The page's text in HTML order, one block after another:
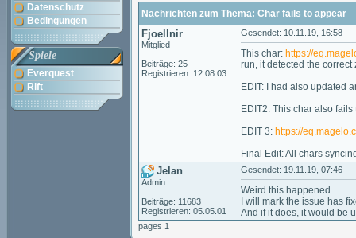
Datenschutz
Bedingungen
Spiele
Everquest
Rift
Nachrichten zum Thema: Char fails to appear
Fjoellnir
Mitglied
Beiträge: 25
Registrieren: 12.08.03
Gesendet: 10.11.19, 16:58
This char: https://
run, it detected the
EDIT: I had also updated
EDIT2: This char also
EDIT 3: https://
Final Edit: All chars
Jelan
Admin
Beiträge: 11683
Registrieren: 05.05.01
Gesendet: 19.11.19, 07:46
Weird this happened...
I will mark the issue has
And if it does, it would be
pages 1